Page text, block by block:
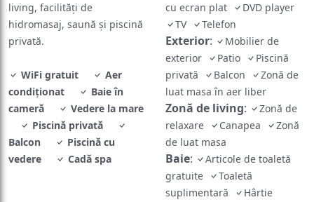
living, facilități de
hidromasaj, saună și piscină
privată.
WiFi gratuit
Aer
condiționat
Baie în
cameră
Vedere la mare
Piscină privată
Balcon
Piscină cu
vedere
Cadă spa
cu ecran plat
DVD player
TV
Telefon
Exterior:
Mobilier de
exterior
Patio
Piscină
privată
Balcon
Zonă de
luat masa în aer liber
Zonă de living:
Zonă de
relaxare
Canapea
Zonă
de luat masa
Baie:
Articole de toaletă
gratuite
Toaletă
suplimentară
Hârtie